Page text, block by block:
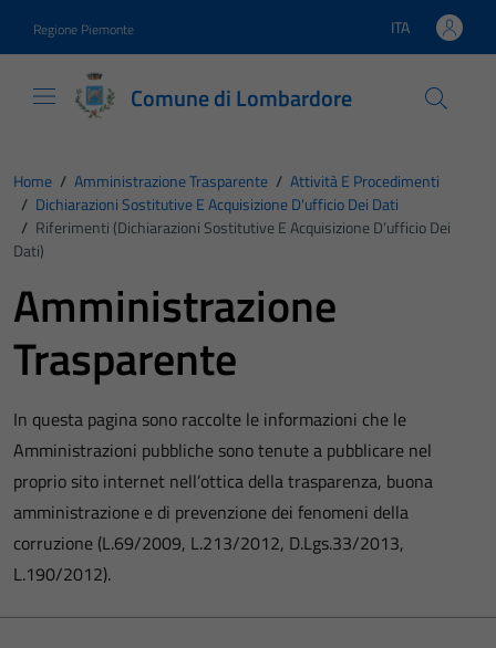
Regione Piemonte Lingua attiva:
ITA
Comune di Lombardore
Home / Amministrazione Trasparente / Attività E Procedimenti
/ Dichiarazioni Sostitutive E Acquisizione D'ufficio Dei Dati
/ Riferimenti (Dichiarazioni Sostitutive E Acquisizione D’ufficio Dei
Dati)
Amministrazione
Trasparente
In questa pagina sono raccolte le informazioni che le
Amministrazioni pubbliche sono tenute a pubblicare nel
proprio sito internet nell’ottica della trasparenza, buona
amministrazione e di prevenzione dei fenomeni della
corruzione (L.69/2009, L.213/2012, D.Lgs.33/2013,
L.190/2012).